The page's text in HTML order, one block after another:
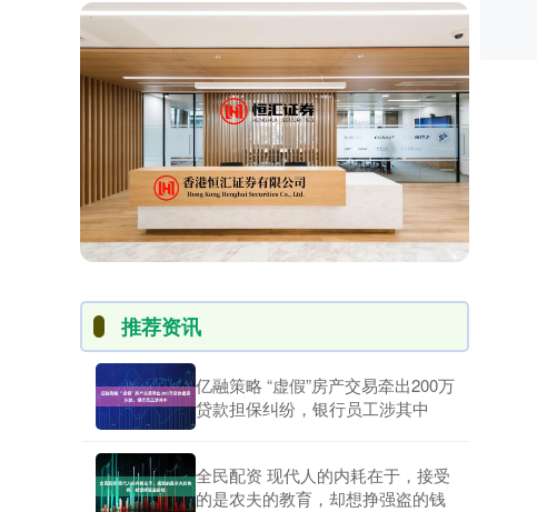
推荐资讯
亿融策略 “虚假”房产交易牵出200万
贷款担保纠纷，银行员工涉其中
全民配资 现代人的内耗在于，接受
的是农夫的教育，却想挣强盗的钱